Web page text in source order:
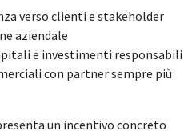
verso clienti e stakeholder
aziendale
e investimenti responsabili
con partner sempre più
un incentivo concreto